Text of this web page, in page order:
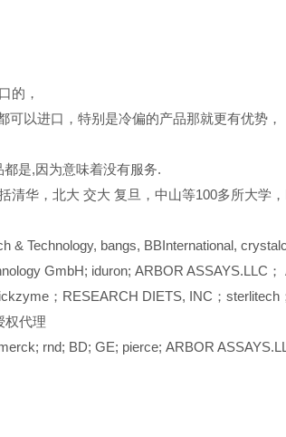
的，
以进口，特别是冷偏的产品那就更有优势，
是,因为意味着没有服务.
清华，北大 交大 复旦，中山等100多所大学
& Technology, bangs, BBInternational,
GmbH; iduron; ARBOR ASSAYS.LLC
；RESEARCH DIETS, INC；sterlitech
权代理
rnd; BD; GE; pierce; ARBOR